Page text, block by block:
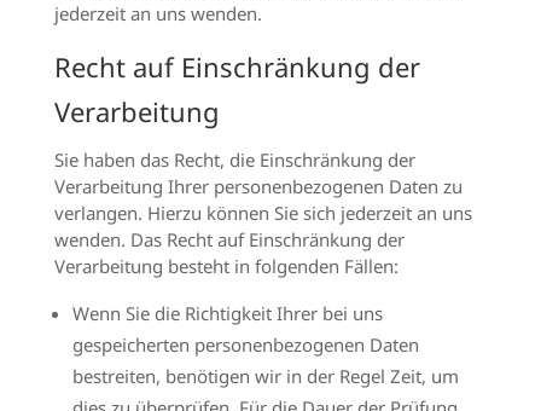
jederzeit an uns wenden.
Recht auf Einschränkung der
Verarbeitung
Sie haben das Recht, die Einschränkung der
Verarbeitung Ihrer personenbezogenen Daten zu
verlangen. Hierzu können Sie sich jederzeit an uns
wenden. Das Recht auf Einschränkung der
Verarbeitung besteht in folgenden Fällen:
Wenn Sie die Richtigkeit Ihrer bei uns
gespeicherten personenbezogenen Daten
bestreiten, benötigen wir in der Regel Zeit, um